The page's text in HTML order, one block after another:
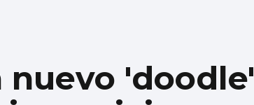
nuevo 'doodle'